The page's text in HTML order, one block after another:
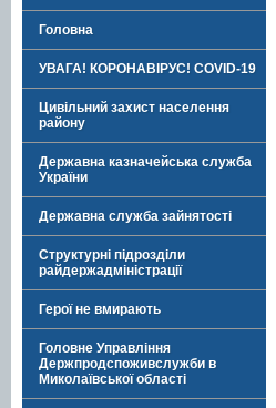
Головна
УВАГА! КОРОНАВІРУС! COVID-19
Цивільний захист населення
району
Державна казначейська служба
України
Державна служба зайнятості
Структурні підрозділи
райдержадміністрації
Герої не вмирають
Головне Управління
Держпродспоживслужби в
Миколаївської області